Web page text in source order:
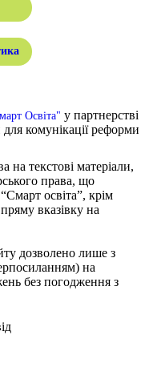
Освіта" у партнерстві
комунікації реформи
на текстові матеріали,
права, що
освіта”, крім
вказівку на
дозволено лише з
на
без погодження з